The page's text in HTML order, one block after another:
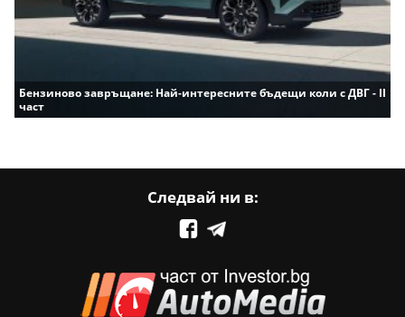
Бензиново завръщане: Най-интересните бъдещи коли с ДВГ - II
част
Следвай ни в: